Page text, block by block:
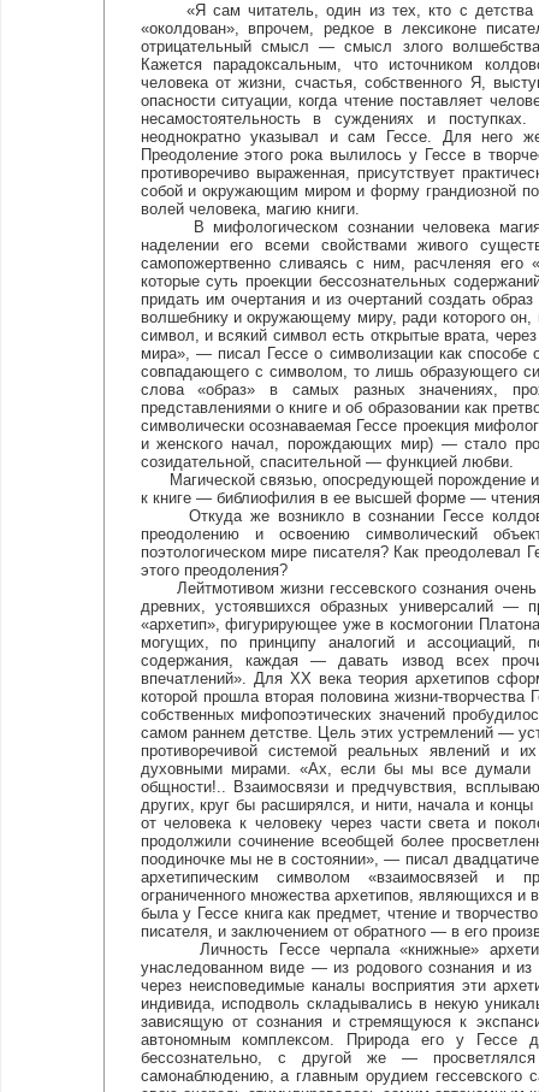
«Я сам читатель, один из тех, кто с детства
«околдован», впрочем, редкое в лексиконе
отрицательный смысл — смысл злого
Кажется парадоксальным, что источником
человека от жизни, счастья, собственного Я,
опасности ситуации, когда чтение поставляет
несамостоятельность в суждениях и
неоднократно указывал и сам Гессе. Для него
Преодоление этого рока вылилось у Гессе в
противоречиво выраженная, присутствует
собой и окружающим миром и форму грандиозной
волей человека, магию книги.
В мифологическом сознании человека магия
наделении его всеми свойствами живого
самопожертвенно сливаясь с ним, расчленяя его
которые суть проекции бессознательных
придать им очертания и из очертаний создать
волшебнику и окружающему миру, ради которого
символ, и всякий символ есть открытые врата,
мира», — писал Гессе о символизации как способе
совпадающего с символом, то лишь образующего
слова «образ» в самых разных значениях,
представлениями о книге и об образовании как
символически осознаваемая Гессе проекция
и женского начал, порождающих мир) — стало
созидательной, спасительной — функцией любви.
Магической связью, опосредующей порождение и
к книге — библиофилия в ее высшей форме — чтения
Откуда же возникло в сознании Гессе
преодолению и освоению символический
поэтологическом мире писателя? Как
этого преодоления?
Лейтмотивом жизни гессевского сознания
древних, устоявшихся образных универсалий —
«архетип», фигурирующее уже в космогонии
могущих, по принципу аналогий и ассоциаций,
содержания, каждая — давать извод всех
впечатлений». Для XX века теория архетипов
которой прошла вторая половина жизни-
собственных мифопоэтических значений
самом раннем детстве. Цель этих устремлений —
противоречивой системой реальных явлений и
духовными мирами. «Ах, если бы мы все думали
общности!.. Взаимосвязи и предчувствия,
других, круг бы расширялся, и нити, начала и
от человека к человеку через части света и
продолжили сочинение всеобщей более
поодиночке мы не в состоянии», — писал
архетипическим символом «взаимосвязей и
ограниченного множества архетипов, являющихся
была у Гессе книга как предмет, чтение и
писателя, и заключением от обратного — в его
Личность Гессе черпала «книжные»
унаследованном виде — из родового сознания и из
через неисповедимые каналы восприятия эти
индивида, исподволь складывались в некую
зависящую от сознания и стремящуюся к
автономным комплексом. Природа его у Гессе
бессознательно, с другой же —
самонаблюдению, а главным орудием гессевского